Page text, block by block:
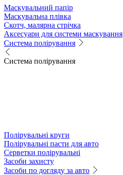
Маскувальний папір
Маскувальна плівка
Скотч, малярна стрічка
Аксесуари для системи маскування
Система полірування
Система полірування
Полірувальні круги
Полірувальні пасти для авто
Серветки полірувальні
Засоби захисту
Засоби по догляду за авто